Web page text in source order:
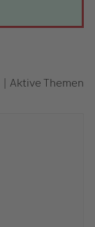
| Aktive Themen